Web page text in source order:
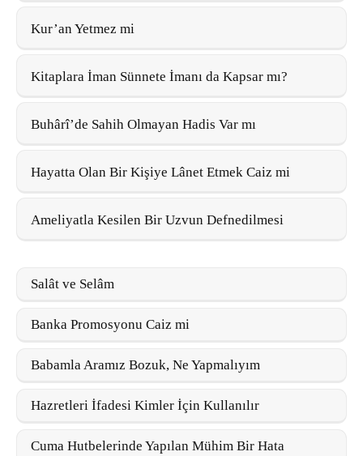
Kur’an Yetmez mi
Kitaplara İman Sünnete İmanı da Kapsar mı?
Buhârî’de Sahih Olmayan Hadis Var mı
Hayatta Olan Bir Kişiye Lânet Etmek Caiz mi
Ameliyatla Kesilen Bir Uzvun Defnedilmesi
Salât ve Selâm
Banka Promosyonu Caiz mi
Babamla Aramız Bozuk, Ne Yapmalıyım
Hazretleri İfadesi Kimler İçin Kullanılır
Cuma Hutbelerinde Yapılan Mühim Bir Hata